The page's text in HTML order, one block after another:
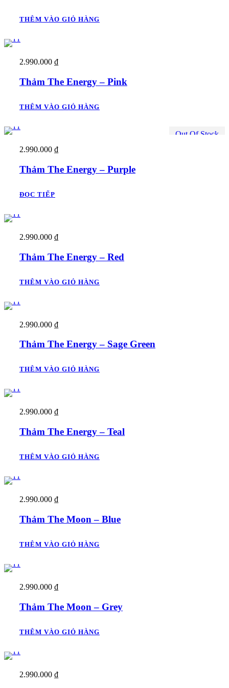
THÊM VÀO GIỎ HÀNG
2.990.000 ₫
Thảm The Energy – Pink
THÊM VÀO GIỎ HÀNG
Out Of Stock
2.990.000 ₫
Thảm The Energy – Purple
ĐỌC TIẾP
2.990.000 ₫
Thảm The Energy – Red
THÊM VÀO GIỎ HÀNG
2.990.000 ₫
Thảm The Energy – Sage Green
THÊM VÀO GIỎ HÀNG
2.990.000 ₫
Thảm The Energy – Teal
THÊM VÀO GIỎ HÀNG
2.990.000 ₫
Thảm The Moon – Blue
THÊM VÀO GIỎ HÀNG
2.990.000 ₫
Thảm The Moon – Grey
THÊM VÀO GIỎ HÀNG
2.990.000 ₫